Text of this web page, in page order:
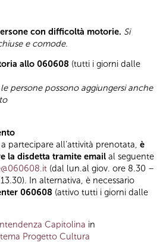
con difficoltà motorie. Si
e comode.
allo 060608 (tutti i giorni dalle
persone possono aggiungersi anche
partecipare all’attività prenotata, è
la disdetta tramite email al seguente
(dal lun.al giov. ore 8.30 –
In alternativa, è necessario
060608 (attivo tutti i giorni dalle
Capitolina in
Progetto Cultura